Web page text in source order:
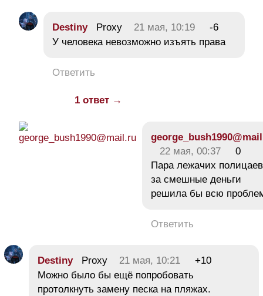
DestinyProxy 21 мая, 10:19
-6
У человека невозможно изъять права
Ответить
1 ответ →
22 мая, 00:37
0
Пара лежачих полицаев
за смешные деньги
решила бы всю
Ответить
DestinyProxy 21 мая, 10:21
+10
Можно было бы ещё попробовать
протолкнуть замену песка на пляжах.